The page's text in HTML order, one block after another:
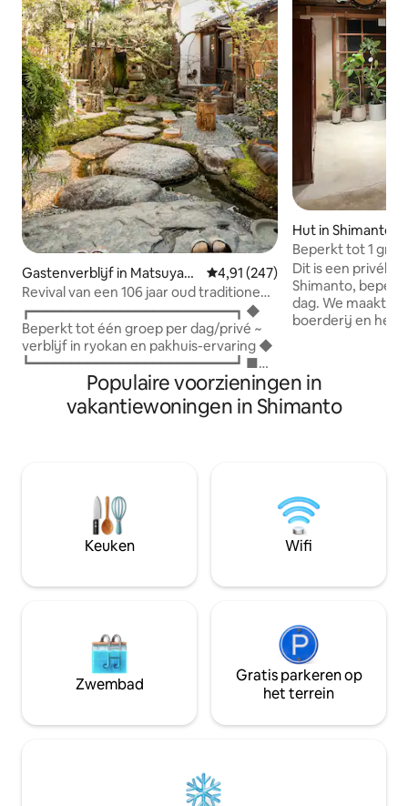
Gastenverblijf in Matsuyam
a
Gemiddelde beoordeling van
4,91 (247)
Revival van een 106 jaar oud traditioneel
hotel en een opslagplaats Japanse
mosoetuin en halfopenluchtbad
inbegrepen 188 m² [Beperkt tot één
groep per dag Kominya Mitsuhama
┏━━━━━━━━━━━━━━━━━━━━━━━━━┓ ◆
Beperkt tot één groep per dag/privé ~
verblijf in ryokan en pakhuis-ervaring ◆
┗━━━━━━━━━━━━━━━━━━━━━━━━━┛ ■
Locatie, geschiedenis, kenmerken ■ In
Mitsuhama, de havenstad van
Matsuyama/Dogo, zijn er vier pakhuizen
Ryokan). De witgepleisterde aarden
muren, de natuurlijke bamboehekken
van Kenji-ji en andere kenmerken zijn
geleidelijk gerenoveerd en nieuw leven
van revitalisatie).Oorspronkelijk een oud
een semi-openluchtbad uit in het
interieur van het magazijn en
renovatiewerkzaamheden rond het
binnenplaats en een achtertuin. Overal
kalebas, de hertenverschrikker en de
stapstenen. De vijver is de thuisbasis
Hut in Shimanto
Beperkt tot 1
5 liter tapbier!
vrienden
Dit is een
Shimanto,
dag. We maakten
boerderij en
vrienden zonder
kamers, elk met 2
gratis tapbier!Je
BBQ of een
Gelieve zelf
van de herberg
eetkamer op het
beschikbaar van
(gesloten op
Als je wilt eten of
City, is het in
auto bereikbaar.
Populaire voorzieningen in
vakantiewoningen in Shimanto
Keuken Wifi
Zwembad
Gratis parkeren op
het terrein